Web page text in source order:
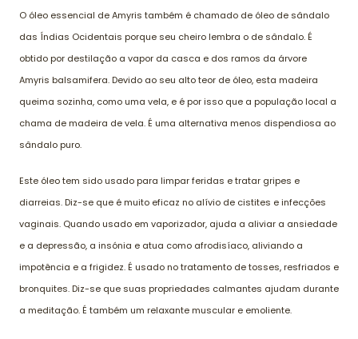
O óleo essencial de Amyris também é chamado de óleo de sândalo
das Índias Ocidentais porque seu cheiro lembra o de sândalo. É
obtido por destilação a vapor da casca e dos ramos da árvore
Amyris balsamifera. Devido ao seu alto teor de óleo, esta madeira
queima sozinha, como uma vela, e é por isso que a população local a
chama de madeira de vela. É uma alternativa menos dispendiosa ao
sândalo puro.
Este óleo tem sido usado para limpar feridas e tratar gripes e
diarreias. Diz-se que é muito eficaz no alívio de cistites e infecções
vaginais. Quando usado em vaporizador, ajuda a aliviar a ansiedade
e a depressão, a insónia e atua como afrodisíaco, aliviando a
impotência e a frigidez. É usado no tratamento de tosses, resfriados e
bronquites. Diz-se que suas propriedades calmantes ajudam durante
a meditação. É também um relaxante muscular e emoliente.